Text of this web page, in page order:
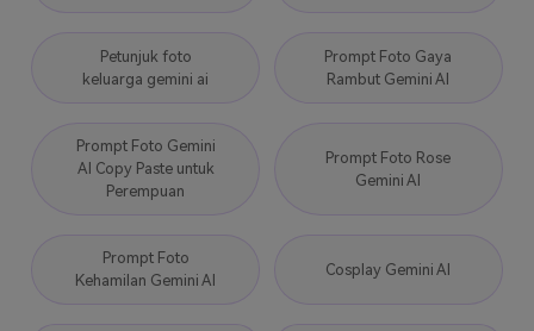
Petunjuk foto
keluarga gemini ai
Prompt Foto Gaya
Rambut Gemini AI
Prompt Foto Gemini
AI Copy Paste untuk
Perempuan
Prompt Foto Rose
Gemini AI
Prompt Foto
Kehamilan Gemini AI
Cosplay Gemini AI